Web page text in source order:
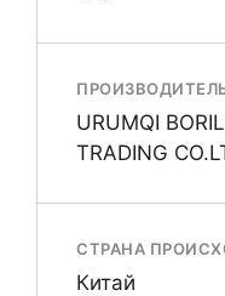
URUMQI
TRADING
СТРАНА
Китай